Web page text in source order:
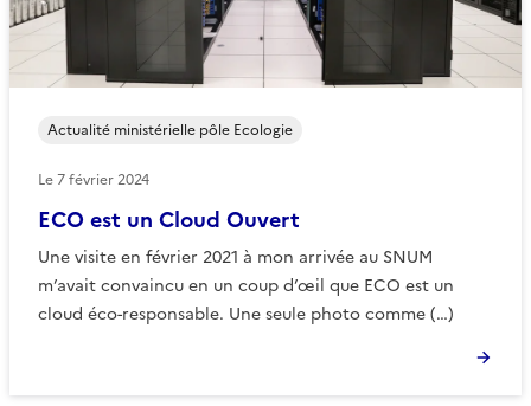
ECO est un Cloud Ouvert
Une visite en février 2021 à mon arrivée au SNUM
m’avait convaincu en un coup d’œil que ECO est un
cloud éco-responsable. Une seule photo comme (…)
Actualité ministérielle pôle Ecologie
Le7 février 2024